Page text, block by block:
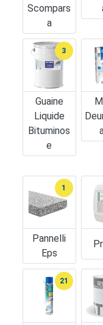
Scompars
A
Guaine
Liquide
Bituminos
E
3
Pannelli
Eps
1
21